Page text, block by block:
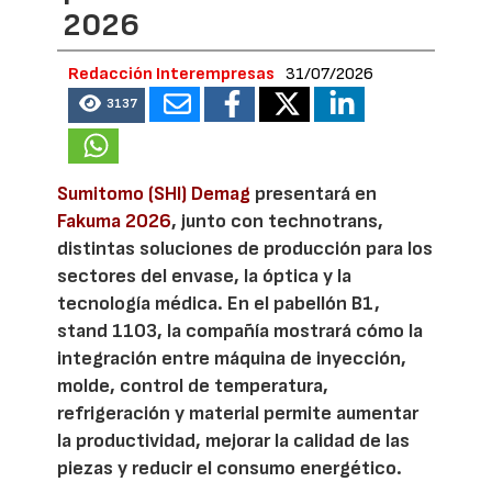
2026
Redacción Interempresas 31/07/2026
3137
Sumitomo (SHI) Demag presentará en
Fakuma 2026, junto con technotrans,
distintas soluciones de producción para los
sectores del envase, la óptica y la
tecnología médica. En el pabellón B1,
stand 1103, la compañía mostrará cómo la
integración entre máquina de inyección,
molde, control de temperatura,
refrigeración y material permite aumentar
la productividad, mejorar la calidad de las
piezas y reducir el consumo energético.